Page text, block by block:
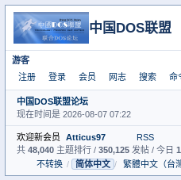
中国DOS联盟
游客
注册
登录 会员 网志 搜索 命
中国DOS联盟论坛
现在时间是 2026-08-07 07:22
欢迎新会员 Atticus97
RSS
共 48,040 主题排行 / 350,125 发帖 / 今日 1
不转换 / 简体中文 / 繁體中文（台